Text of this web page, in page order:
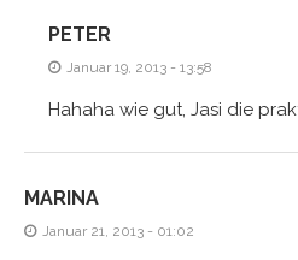
PETER
Januar 19, 2013 - 13:58
Hahaha wie gut, Jasi die
MARINA
Januar 21, 2013 - 01:02